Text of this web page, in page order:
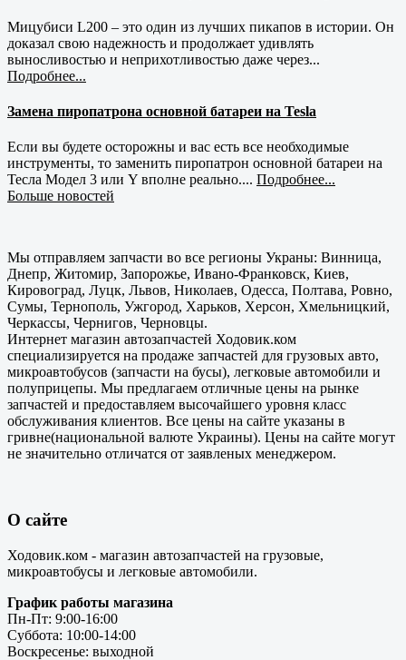
Мицубиси L200 – это один из лучших пикапов в истории. Он
доказал свою надежность и продолжает удивлять
выносливостью и неприхотливостью даже через...
Подробнее...
Замена пиропатрона основной батареи на Tesla
Если вы будете осторожны и вас есть все необходимые
инструменты, то заменить пиропатрон основной батареи на
Тесла Модел 3 или Y вполне реально.... Подробнее...
Больше новостей
Мы отправляем запчасти во все регионы Украны: Винница,
Днепр, Житомир, Запорожье, Ивано-Франковск, Киев,
Кировоград, Луцк, Львов, Николаев, Одесса, Полтава, Ровно,
Сумы, Тернополь, Ужгород, Харьков, Херсон, Хмельницкий,
Черкассы, Чернигов, Черновцы.
Интернет магазин автозапчастей Ходовик.ком
специализируется на продаже запчастей для грузовых авто,
микроавтобусов (запчасти на бусы), легковые автомобили и
полуприцепы. Мы предлагаем отличные цены на рынке
запчастей и предоставляем высочайшего уровня класс
обслуживания клиентов. Все цены на сайте указаны в
гривне(национальной валюте Украины). Цены на сайте могут
не значительно отличатся от заявленых менеджером.
О сайте
Ходовик.ком - магазин автозапчастей на грузовые,
микроавтобусы и легковые автомобили.
График работы магазина
Пн-Пт: 9:00-16:00
Суббота: 10:00-14:00
Воскресенье: выходной